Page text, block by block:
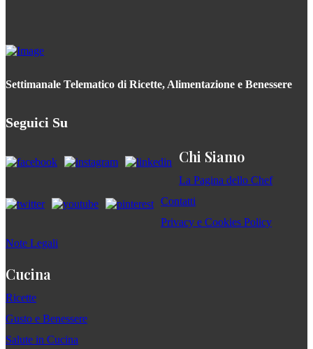
Settimanale Telematico di Ricette, Alimentazione e Benessere
Seguici Su
Chi Siamo
La Pagina dello Chef
Contatti
Privacy e Cookies Policy
Note Legali
Cucina
Ricette
Gusto e Benessere
Salute in Cucina